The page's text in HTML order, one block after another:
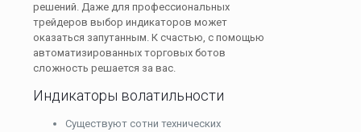
решений. Даже для профессиональных
трейдеров выбор индикаторов может
оказаться запутанным. К счастью, с помощью
автоматизированных торговых ботов
сложность решается за вас.
Индикаторы волатильности
Существуют сотни технических